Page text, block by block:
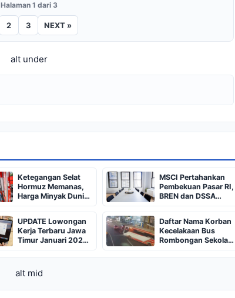
Halaman 1 dari 3
2 3 NEXT »
alt under
Ketegangan Selat
Hormuz Memanas,
Harga Minyak Dunia
Dekati US$ 108
MSCI Pertahankan
Pembekuan Pasar RI,
BREN dan DSSA
Terancam Keluar dari
Indeks
UPDATE Lowongan
Kerja Terbaru Jawa
Timur Januari 2025,
Siapkan CV dan
Persyaratan
Daftar Nama Korban
Kecelakaan Bus
Rombongan Sekolah
dari Bali di Kota Batu:
Salah Satunya Ada
alt mid